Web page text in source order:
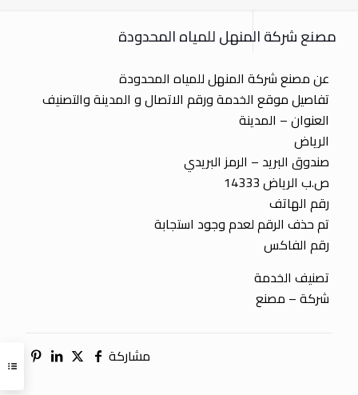
مصنع شركة المنهل للمياه المحدودة
عن مصنع شركة المنهل للمياه المحدودة
تفاصيل موقع الخدمة ورقم الاتصال و المدينة والتصنيف
العنوان – المدينة
الرياض
صندوق البريد – الرمز البريدي
ص.ب الرياض 14333
رقم الهاتف
تم حذف الرقم لعدم وجود استجابة
رقم الفاكس
تصنيف الخدمة
شركة – مصنع
مشاركة